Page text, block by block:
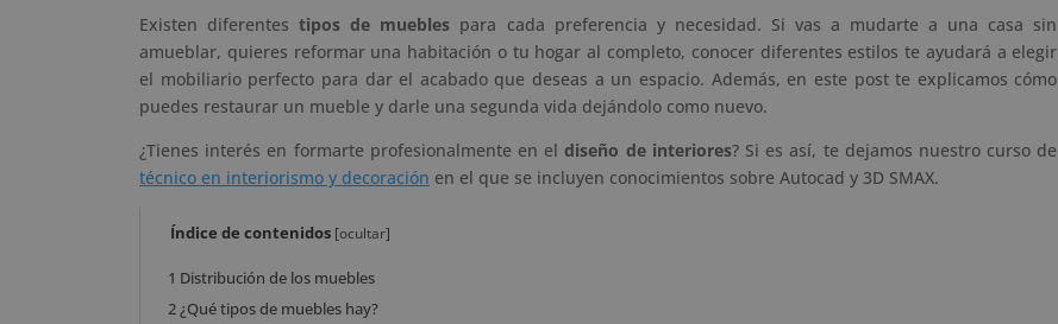
Existen diferentestipos de muebles para cada preferencia y necesidad. Si vas a mudarte a una casa sin
amueblar, quieres reformar una habitación o tu hogar al completo, conocer diferentes estilos te ayudará a elegir
el mobiliario perfecto para dar el acabado que deseas a un espacio. Además, en este post te explicamos cómo
puedes restaurar un mueble y darle una segunda vida dejándolo como nuevo.
¿Tienes interés en formarte profesionalmente en eldiseño de interiores? Si es así, te dejamos nuestro curso de
técnico en interiorismo y decoración en el que se incluyen conocimientos sobre Autocad y 3D SMAX.
Índice de contenidos [ocultar]
1 Distribución de los muebles
2¿Qué tipos de muebles hay?